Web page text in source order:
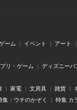
ーム イベント アート
リ・ゲーム ディズニーパ
家電 文房具 雑貨
集：ウチのかぞく 特集 カ